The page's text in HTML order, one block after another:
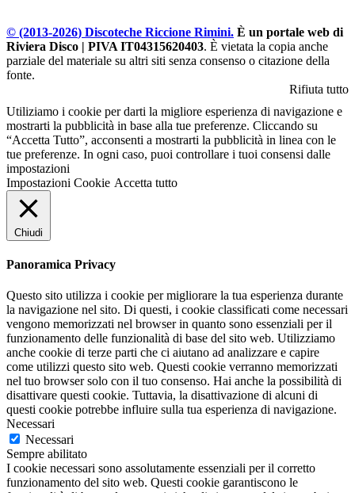
© (2013-2026) Discoteche Riccione Rimini. È un portale web di
Riviera Disco | PIVA IT04315620403. È vietata la copia anche
parziale del materiale su altri siti senza consenso o citazione della
fonte.
Rifiuta tutto
Utiliziamo i cookie per darti la migliore esperienza di navigazione e
mostrarti la pubblicità in base alla tue preferenze. Cliccando su
“Accetta Tutto”, acconsenti a mostrarti la pubblicità in linea con le
tue preferenze. In ogni caso, puoi controllare i tuoi consensi dalle
impostazioni
Impostazioni Cookie Accetta tutto
Chiudi
Panoramica Privacy
Questo sito utilizza i cookie per migliorare la tua esperienza durante
la navigazione nel sito. Di questi, i cookie classificati come necessari
vengono memorizzati nel browser in quanto sono essenziali per il
funzionamento delle funzionalità di base del sito web. Utilizziamo
anche cookie di terze parti che ci aiutano ad analizzare e capire
come utilizzi questo sito web. Questi cookie verranno memorizzati
nel tuo browser solo con il tuo consenso. Hai anche la possibilità di
disattivare questi cookie. Tuttavia, la disattivazione di alcuni di
questi cookie potrebbe influire sulla tua esperienza di navigazione.
Necessari
Necessari
Sempre abilitato
I cookie necessari sono assolutamente essenziali per il corretto
funzionamento del sito web. Questi cookie garantiscono le